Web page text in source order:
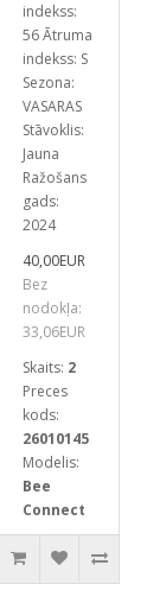
indekss:
56Ātruma
indekss: S
Sezona:
VASARAS
Stāvoklis:
Jauna
Ražošans
gads:
2024
40,00EUR
Bez
nodokļa:
33,06EUR
Skaits: 2
Preces
kods:
26010145
Modelis:
Bee
Connect